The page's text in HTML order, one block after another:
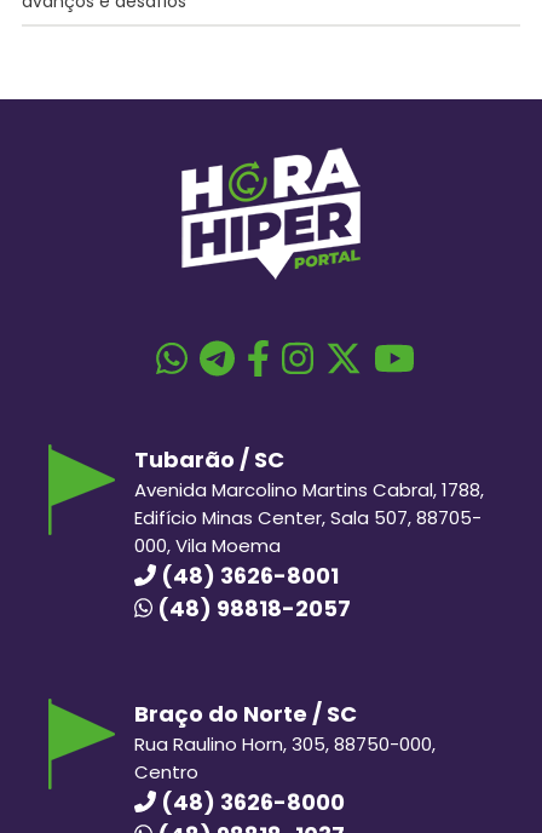
Tubarão / SC
Avenida Marcolino Martins Cabral, 1788,
Edifício Minas Center, Sala 507, 88705-
000, Vila Moema
(48) 3626-8001
(48) 98818-2057
Braço do Norte / SC
Rua Raulino Horn, 305, 88750-000,
Centro
(48) 3626-8000